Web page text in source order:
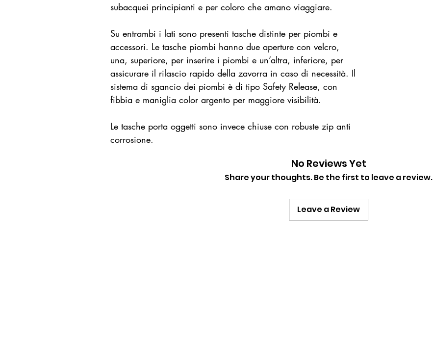
subacquei principianti e per coloro che amano viaggiare.
Su entrambi i lati sono presenti tasche distinte per piombi e
accessori. Le tasche piombi hanno due aperture con velcro,
una, superiore, per inserire i piombi e un’altra, inferiore, per
assicurare il rilascio rapido della zavorra in caso di necessità. Il
sistema di sgancio dei piombi è di tipo Safety Release, con
fibbia e maniglia color argento per maggiore visibilità.
Le tasche porta oggetti sono invece chiuse con robuste zip anti
corrosione.
No Reviews Yet
Share your thoughts. Be the first to leave a review.
Leave a Review